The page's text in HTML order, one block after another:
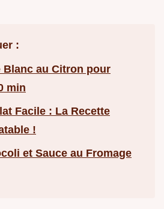
:
Blanc au Citron pour
min
Facile : La Recette
!
et Sauce au Fromage